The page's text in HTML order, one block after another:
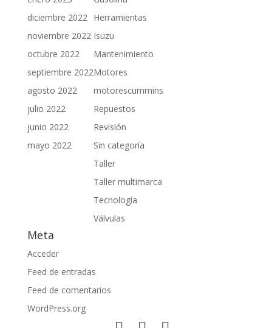
diciembre 2022
noviembre 2022
octubre 2022
septiembre 2022
agosto 2022
julio 2022
junio 2022
mayo 2022
Herramientas
Isuzu
Mantenimiento
Motores
motorescummins
Repuestos
Revisión
Sin categoría
Taller
Taller multimarca
Tecnología
Válvulas
Meta
Acceder
Feed de entradas
Feed de comentarios
WordPress.org